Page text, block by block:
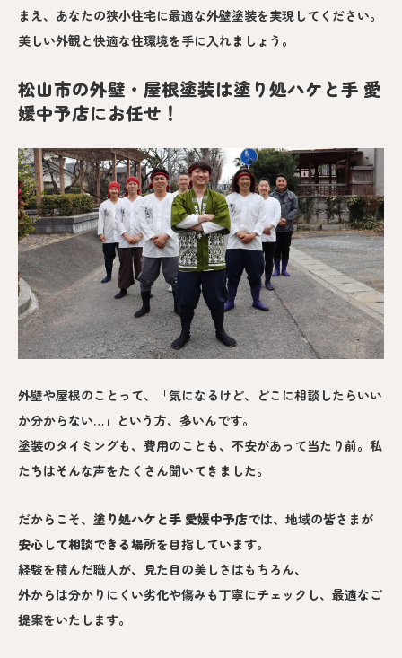
まえ、あなたの狭小住宅に最適な外壁塗装を実現してください。
美しい外観と快適な住環境を手に入れましょう。
松山市の外壁・屋根塗装は塗り処ハケと手 愛
媛中予店にお任せ！
外壁や屋根のことって、「気になるけど、どこに相談したらいい
か分からない…」という方、多いんです。
塗装のタイミングも、費用のことも、不安があって当たり前。私
たちはそんな声をたくさん聞いてきました。
だからこそ、 塗り処ハケと手 愛媛中予店では、地域の皆さまが
安心して相談できる場所を目指しています。
経験を積んだ職人が、見た目の美しさはもちろん、
外からは分かりにくい劣化や傷みも丁寧にチェックし、最適なご
提案をいたします。